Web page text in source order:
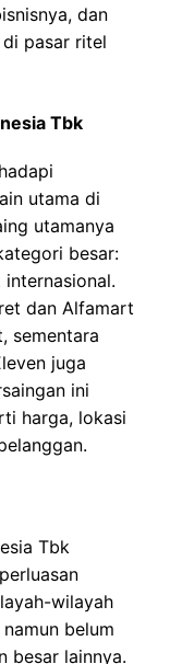
dan
pasar ritel
Tbk
utama di
utamanya
besar:
dan Alfamart
sementara
juga
ini
harga, lokasi
Tbk
wilayah
belum
besar lainnya.